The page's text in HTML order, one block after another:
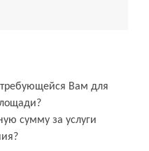
Вам для
сумму за услуги